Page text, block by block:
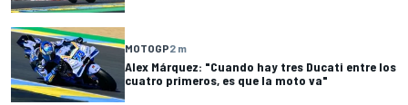
MOTOGP2 m
Alex Márquez: "Cuando hay tres Ducati entre los
cuatro primeros, es que la moto va"